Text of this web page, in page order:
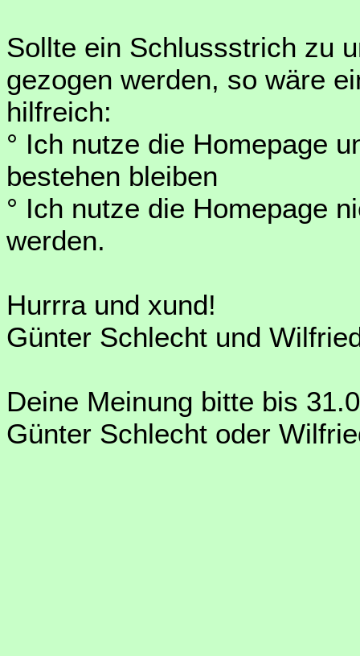
Sollte ein Schlussstrich zu
gezogen werden, so wäre
hilfreich:
° Ich nutze die Homepage
bestehen bleiben
° Ich nutze die Homepage
werden.
Hurrra und xund!
Günter Schlecht und
Deine Meinung bitte bis
Günter Schlecht oder